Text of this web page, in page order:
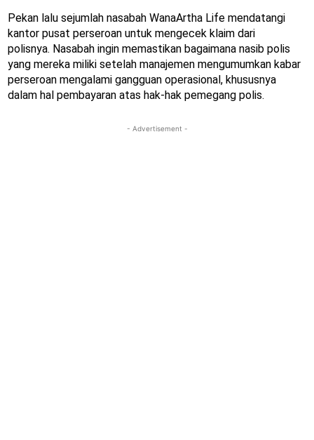
Pekan lalu sejumlah nasabah WanaArtha Life mendatangi
kantor pusat perseroan untuk mengecek klaim dari
polisnya. Nasabah ingin memastikan bagaimana nasib polis
yang mereka miliki setelah manajemen mengumumkan kabar
perseroan mengalami gangguan operasional, khususnya
dalam hal pembayaran atas hak-hak pemegang polis.
- Advertisement -